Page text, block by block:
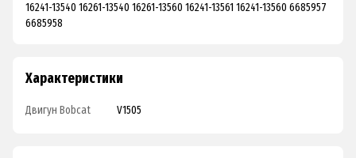
16241-13540 16261-13540 16261-13560 16241-13561 16241-13560 6685957
6685958
Характеристики
Двигун Bobcat V1505